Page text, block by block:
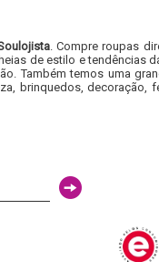
. Compre roupas
de estilo e tendências
Também temos uma
brinquedos, decoração,